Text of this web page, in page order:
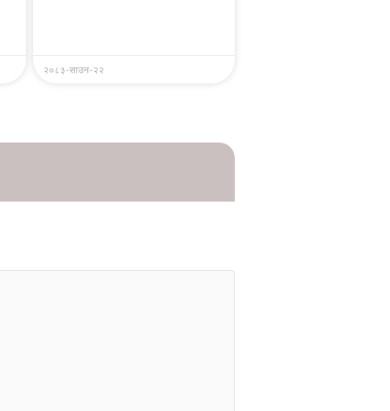
२०८३-साउन-२२